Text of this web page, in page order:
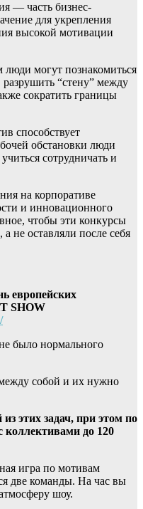
— часть бизнес-
для укрепления
высокой мотивации
люди могут познакомиться
“стену” между
сократить границы
способствует
обстановки люди
сотрудничать и
на корпоративе
и инновационного
чтобы эти конкурсы
не оставляли после себя
европейских
SHOW
было нормального
собой и их нужно
этих задач, при этом по
коллективами до 120
игра по мотивам
две команды. На час вы
шоу.